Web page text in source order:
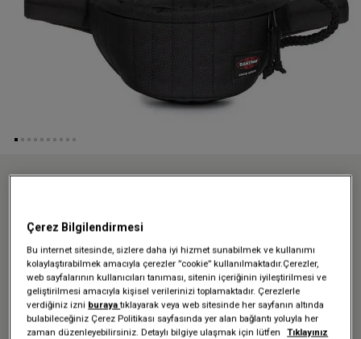
Üzgünüz - bu ürün artık
mevcut değil
QUILTED WAIST BAG CG BLACK
Çerez Bilgilendirmesi
Bu internet sitesinde, sizlere daha iyi hizmet sunabilmek ve kullanımı
kolaylaştırabilmek amacıyla çerezler ”cookie” kullanılmaktadır.Çerezler,
web sayfalarının kullanıcıları tanıması, sitenin içeriğinin iyileştirilmesi ve
geliştirilmesi amacıyla kişisel verilerinizi toplamaktadır. Çerezlerle
verdiğiniz izni burayatıklayarak veya web sitesinde her sayfanın altında
bulabileceğiniz Çerez Politikası sayfasında yer alan bağlantı yoluyla her
zaman düzenleyebilirsiniz. Detaylı bilgiye ulaşmak için lütfen
Tıklayınız